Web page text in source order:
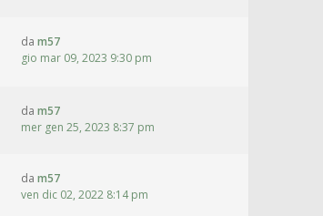
da m57
gio mar 09, 2023 9:30 pm
da m57
mer gen 25, 2023 8:37 pm
da m57
ven dic 02, 2022 8:14 pm